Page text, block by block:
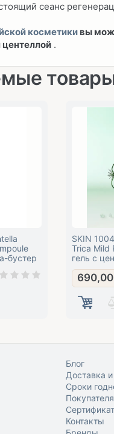
сеанс
косметики вы
.
бустер
SKIN
Trica Mild
гель с
690,00
Блог
Доставка и
Сроки
Контакты